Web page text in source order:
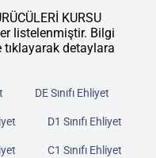
KURSU
listelenmiştir. Bilgi
detaylara
DE Sınıfı Ehliyet
D1 Sınıfı Ehliyet
C1 Sınıfı Ehliyet